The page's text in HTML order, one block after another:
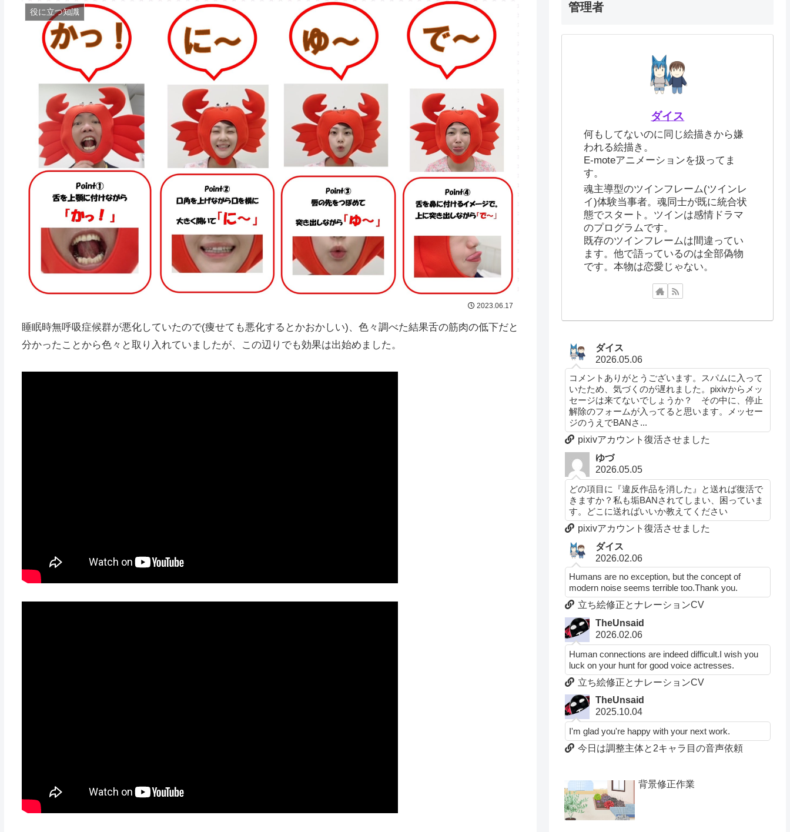
役に立つ知識
2023.06.17
睡眠時無呼吸症候群が悪化していたので(痩せても悪化するとかおかしい)、色々調べた結果舌の筋肉の低下だと
分かったことから色々と取り入れていましたが、この辺りでも効果は出始めました。
管理者
ダイス
何もしてないのに同じ絵描きから嫌
われる絵描き。
E-moteアニメーションを扱ってま
す。
魂主導型のツインフレーム(ツインレ
イ)体験当事者。魂同士が既に統合状
態でスタート。ツインは感情ドラマ
のプログラムです。
既存のツインフレームは間違ってい
ます。他で語っているのは全部偽物
です。本物は恋愛じゃない。
ダイス
2026.05.06
コメントありがとうございます。スパムに入って
いたため、気づくのが遅れました。pixivからメッ
セージは来てないでしょうか？ その中に、停止
解除のフォームが入ってると思います。メッセー
ジのうえでBANさ...
pixivアカウント復活させました
ゆづ
2026.05.05
どの項目に『違反作品を消した』と送れば復活で
きますか？私も垢BANされてしまい、困っていま
す。どこに送ればいいか教えてください
pixivアカウント復活させました
ダイス
2026.02.06
Humans are no exception, but the concept of
modern noise seems terrible too.Thank you.
立ち絵修正とナレーションCV
TheUnsaid
2026.02.06
Human connections are indeed difficult.I wish you
luck on your hunt for good voice actresses.
立ち絵修正とナレーションCV
TheUnsaid
2025.10.04
I'm glad you're happy with your next work.
今日は調整主体と2キャラ目の音声依頼
背景修正作業